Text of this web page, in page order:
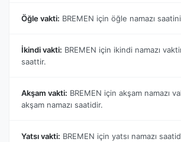
Öğle vakti: BREMEN için öğle namazı
İkindi vakti: BREMEN için ikindi namazı
saattir.
Akşam vakti: BREMEN için akşam namazı
akşam namazı saatidir.
Yatsı vakti: BREMEN için yatsı namazı